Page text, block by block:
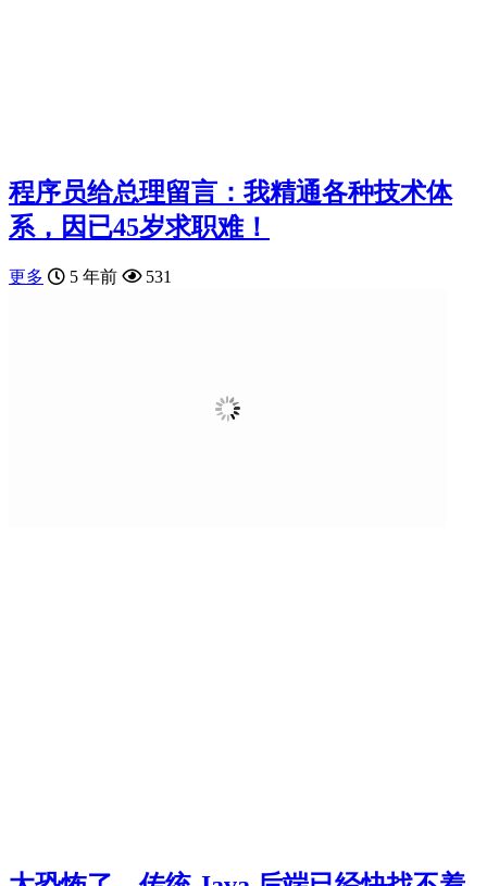
程序员给总理留言：我精通各种技术体
系，因已45岁求职难！
更多 5 年前 531